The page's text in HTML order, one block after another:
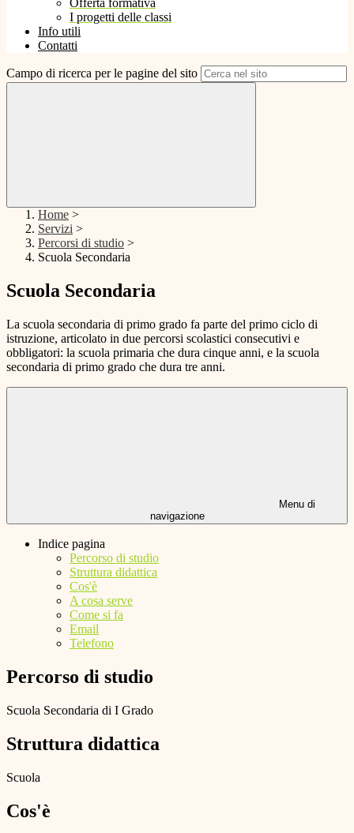
Offerta formativa
I progetti delle classi
Info utili
Contatti
Campo di ricerca per le pagine del sito
Home >
Servizi >
Percorsi di studio >
Scuola Secondaria
Scuola Secondaria
La scuola secondaria di primo grado fa parte del primo ciclo di
istruzione, articolato in due percorsi scolastici consecutivi e
obbligatori: la scuola primaria che dura cinque anni, e la scuola
secondaria di primo grado che dura tre anni.
Menu di
navigazione
Indice pagina
Percorso di studio
Struttura didattica
Cos'è
A cosa serve
Come si fa
Email
Telefono
Percorso di studio
Scuola Secondaria di I Grado
Struttura didattica
Scuola
Cos'è